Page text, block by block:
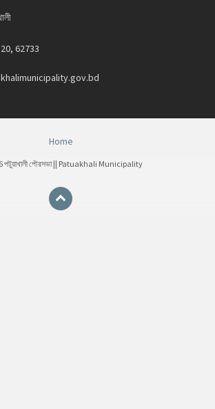
62733
Home
পটুয়াখালী পৌরসভা || Patuakhali Municipality